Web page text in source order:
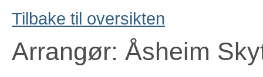
Tilbake til oversikten
Arrangør: Åsheim